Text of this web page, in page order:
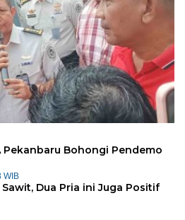
Pekanbaru Bohongi Pendemo
WIB
Dua Pria ini Juga Positif